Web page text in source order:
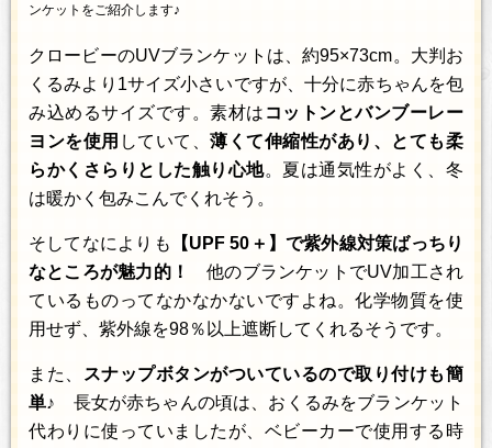
ンケットをご紹介します♪
クロービーのUVブランケットは、約95×73cm。大判お
くるみより1サイズ小さいですが、十分に赤ちゃんを包
み込めるサイズです。素材は コットンとバンブーレー
ヨンを使用 していて、薄くて伸縮性があり、とても柔
らかくさらりとした触り心地。夏は通気性がよく、冬
は暖かく包みこんでくれそう。
そしてなによりも
【UPF 50＋】で紫外線対策ばっちり
なところが魅力的！
他のブランケットでUV加工され
ているものってなかなかないですよね。化学物質を使
用せず、紫外線を98％以上遮断してくれるそうです。
また、
スナップボタンがついているので取り付けも簡
単♪ 長女が赤ちゃんの頃は、おくるみをブランケット
代わりに使っていましたが、ベビーカーで使用する時